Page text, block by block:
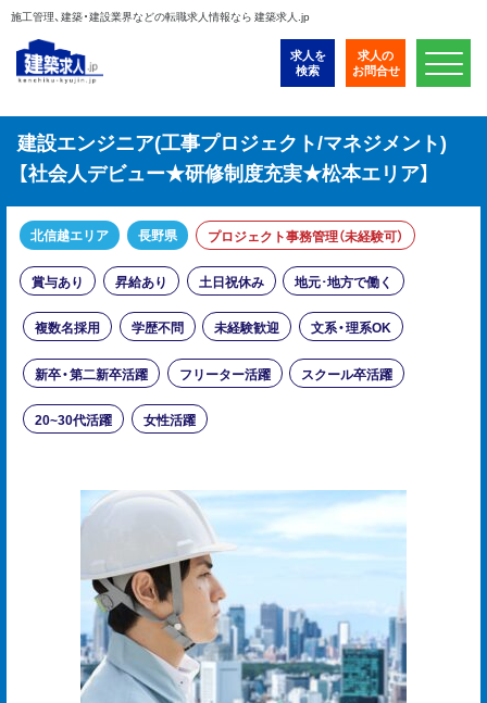
施工管理、建築・建設業界などの転職求人情報なら 建築求人.jp
求人を
検索
求人の
お問合せ
建設エンジニア(工事プロジェクト/マネジメント)
【社会人デビュー★研修制度充実★松本エリア】
北信越エリア 長野県 プロジェクト事務管理（未経験可）
賞与あり 昇給あり 土日祝休み 地元･地方で働く
複数名採用 学歴不問 未経験歓迎 文系・理系OK
新卒・第二新卒活躍 フリーター活躍 スクール卒活躍
20~30代活躍 女性活躍